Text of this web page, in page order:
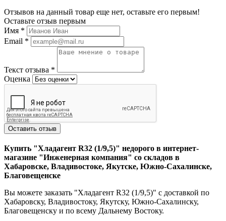
Отзывов на данный товар еще нет, оставьте его первым!
Оставьте отзыв первым
Имя *
Email *
Текст отзыва *
Оценка
Оставить отзыв
Купить "Хладагент R32 (1/9,5)" недорого в интернет-
магазине "Инженерная компания" со складов в
Хабаровске, Владивостоке, Якутске, Южно-Сахалинске,
Благовещенске
Вы можете заказать "Хладагент R32 (1/9,5)" с доставкой по
Хабаровску, Владивостоку, Якутску, Южно-Сахалинску,
Благовещенску и по всему Дальнему Востоку.